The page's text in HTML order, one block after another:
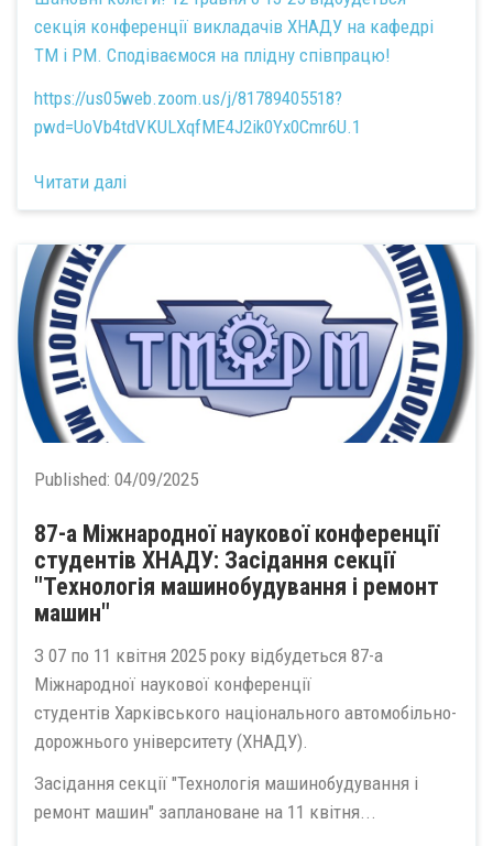
секція конференції викладачів ХНАДУ на кафедрі
ТМ і РМ. Сподіваємося на плідну співпрацю!
https://us05web.zoom.us/j/81789405518?
pwd=UoVb4tdVKULXqfME4J2ik0Yx0Cmr6U.1
Читати далі
Published: 04/09/2025
87-а Міжнародної наукової конференції
студентів ХНАДУ: Засідання секції
"Технологія машинобудування і ремонт
машин"
З 07 по 11 квітня 2025 року відбудеться 87-а
Міжнародної наукової конференції
студентів Харківського національного автомобільно-
дорожнього університету (ХНАДУ).
Засідання секції "Технологія машинобудування і
ремонт машин" заплановане на 11 квітня...